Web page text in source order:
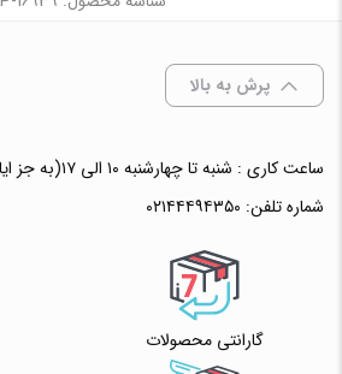
پرش به بالا
ساعت کاری : شنبه تا چهارشنبه ۱۰ الی ۱۷(به جز ایام تعطیل)
شماره تلفن: ۰۲۱۴۴۴۹۴۳۵۰
گارانتی محصولات